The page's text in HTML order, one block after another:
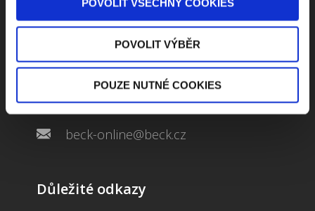
POVOLIT VŠECHNY COOKIES
POVOLIT VÝBĚR
POUZE NUTNÉ COOKIES
Kontaktuje nás
Jungmannova 34, 110 00 Praha
+420 733 661 882
beck-online@beck.cz
Důležité odkazy